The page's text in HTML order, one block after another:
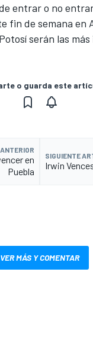
entrar o no
fin de semana en
serán las
o guarda este
en
Puebla
SIGUIENTE
Irwin
VER MÁS Y COMENTAR